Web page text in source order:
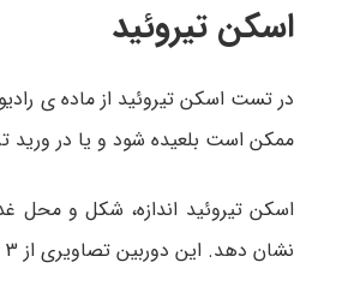
اسکن تیروئید
در تست اسکن تیروئید از ماده ی
ممکن است بلعیده شود و یا در ورید
اسکن تیروئید اندازه، شکل و محل
نشان دهد. این دوربین تصاویری از 3 نما از غده ی تیروئید می گیرد. در این تست از ید یا تکنتیوم استفاده می شود.